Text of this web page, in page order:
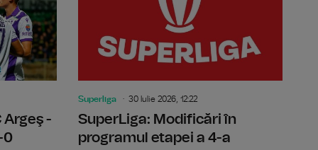
Argeş -
0
Superliga 30 Iulie 2026, 12:22
SuperLiga: Modificări în
programul etapei a 4-a